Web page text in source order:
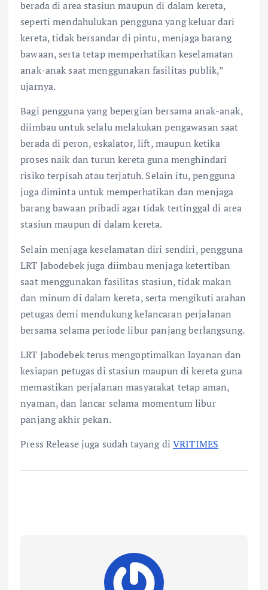
berada di area stasiun maupun di dalam kereta,
seperti mendahulukan pengguna yang keluar dari
kereta, tidak bersandar di pintu, menjaga barang
bawaan, serta tetap memperhatikan keselamatan
anak-anak saat menggunakan fasilitas publik,”
ujarnya.
Bagi pengguna yang bepergian bersama anak-anak,
diimbau untuk selalu melakukan pengawasan saat
berada di peron, eskalator, lift, maupun ketika
proses naik dan turun kereta guna menghindari
risiko terpisah atau terjatuh. Selain itu, pengguna
juga diminta untuk memperhatikan dan menjaga
barang bawaan pribadi agar tidak tertinggal di area
stasiun maupun di dalam kereta.
Selain menjaga keselamatan diri sendiri, pengguna
LRT Jabodebek juga diimbau menjaga ketertiban
saat menggunakan fasilitas stasiun, tidak makan
dan minum di dalam kereta, serta mengikuti arahan
petugas demi mendukung kelancaran perjalanan
bersama selama periode libur panjang berlangsung.
LRT Jabodebek terus mengoptimalkan layanan dan
kesiapan petugas di stasiun maupun di kereta guna
memastikan perjalanan masyarakat tetap aman,
nyaman, dan lancar selama momentum libur
panjang akhir pekan.
Press Release juga sudah tayang diVRITIMES